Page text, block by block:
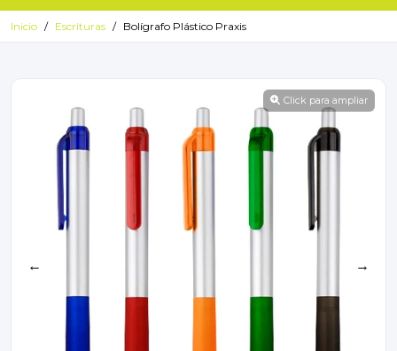
Inicio Escrituras Bolígrafo Plástico Praxis
Click para ampliar
← →